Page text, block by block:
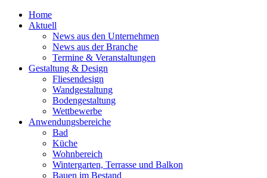
Home
Aktuell
News aus den Unternehmen
News aus der Branche
Termine & Veranstaltungen
Gestaltung & Design
Fliesendesign
Wandgestaltung
Bodengestaltung
Wettbewerbe
Anwendungsbereiche
Bad
Küche
Wohnbereich
Wintergarten, Terrasse und Balkon
Bauen im Bestand